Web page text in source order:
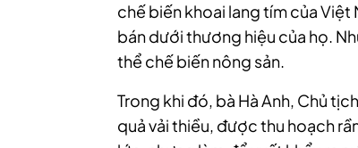
chế biến khoai lang tím của Việt
bán dưới thương hiệu của họ.
thể chế biến nông sản.
Trong khi đó, bà Hà Anh, Chủ
quả vải thiều, được thu hoạch